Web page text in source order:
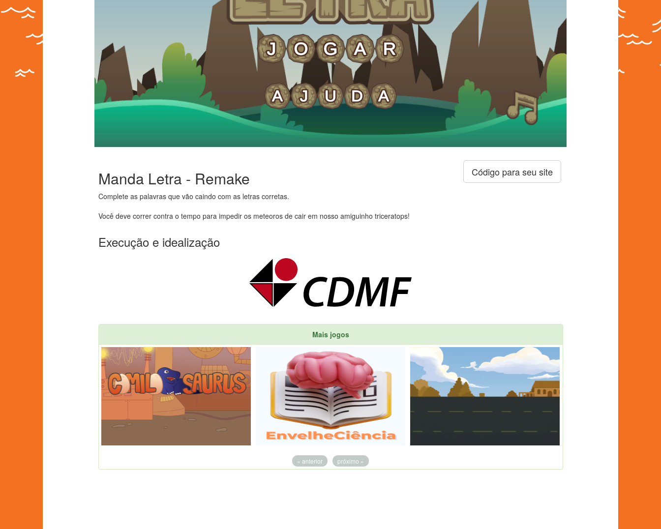
Código para seu site
Manda Letra - Remake
Complete as palavras que vão caindo com as letras corretas.
Você deve correr contra o tempo para impedir os meteoros de cair em nosso amiguinho triceratops!
Execução e idealização
Mais jogos
« anterior próximo »